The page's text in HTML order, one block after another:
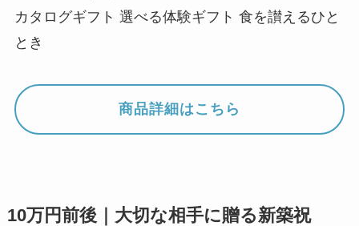
カタログギフト 選べる体験ギフト 食を讃えるひと
とき
商品詳細はこちら
10万円前後｜大切な相手に贈る新築祝